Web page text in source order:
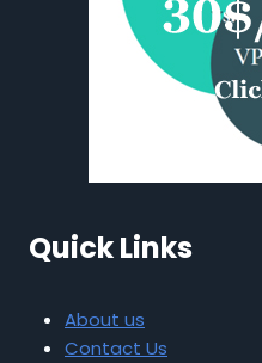
Quick Links
About us
Contact Us